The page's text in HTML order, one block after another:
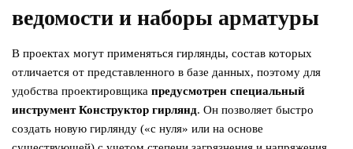
ведомости и наборы арматуры
В проектах могут применяться гирлянды, состав которых
отличается от представленного в базе данных, поэтому для
удобства проектировщика предусмотрен специальный
инструмент Конструктор гирлянд. Он позволяет быстро
создать новую гирлянду («с нуля» или на основе